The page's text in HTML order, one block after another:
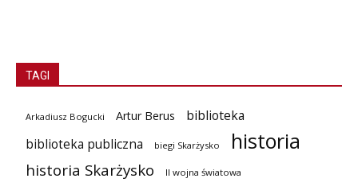
TAGI
Arkadiusz Bogucki Artur Berus
biblioteka
biblioteka publiczna
biegi Skarżysko historia
historia Skarżysko II wojna światowa